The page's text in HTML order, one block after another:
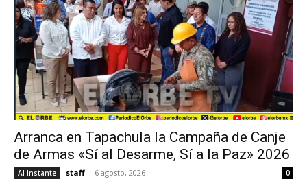
Arranca en Tapachula la Campaña de Canje
de Armas «Sí al Desarme, Sí a la Paz» 2026
Al Instante staff - 6 agosto, 2026 0